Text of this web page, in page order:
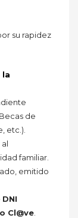
su rapidez
la
de
etc.).
familiar.
emitido
DNI
Cl@ve